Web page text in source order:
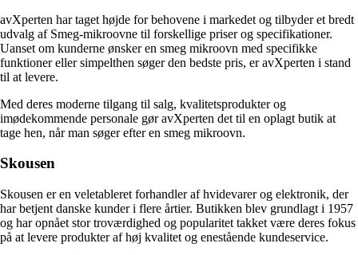
avXperten har taget højde for behovene i markedet og tilbyder et bredt
udvalg af Smeg-mikroovne til forskellige priser og specifikationer.
Uanset om kunderne ønsker en smeg mikroovn med specifikke
funktioner eller simpelthen søger den bedste pris, er avXperten i stand
til at levere.
Med deres moderne tilgang til salg, kvalitetsprodukter og
imødekommende personale gør avXperten det til en oplagt butik at
tage hen, når man søger efter en smeg mikroovn.
Skousen
Skousen er en veletableret forhandler af hvidevarer og elektronik, der
har betjent danske kunder i flere årtier. Butikken blev grundlagt i 1957
og har opnået stor troværdighed og popularitet takket være deres fokus
på at levere produkter af høj kvalitet og enestående kundeservice.